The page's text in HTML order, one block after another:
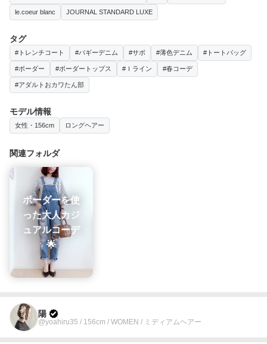
le.coeur blanc JOURNAL STANDARD LUXE
タグ
#トレンチコート #バギーデニム #サボ #薄色デニム #トートバッグ
#ボーダー #ボーダートップス #Ｉライン #春コーデ
#アダルトおカワたん部
モデル情報
女性・156cm ロングヘアー
関連フォルダ
ボーダーを使
った大人カジ
ュアルコーデ
🌟
陽
@yoahiru35 / 156cm / WOMEN / ミディアムヘアー